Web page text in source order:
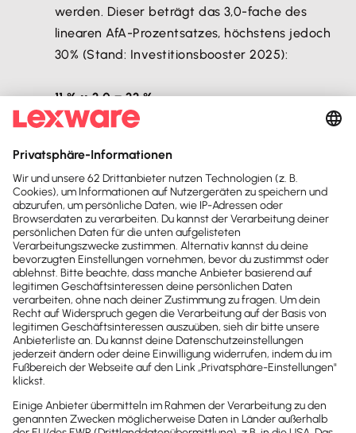
werden. Dieser beträgt das 3,0-fache des
linearen AfA-Prozentsatzes, höchstens jedoch
30% (Stand: Investitionsbooster 2025):
11 % x 3,0 = 33 %
das 3,0-Fache des linearen Abschreibungssatzes
betragen.Und er darfnicht höher als 30 %sein. Das
heißt, dass der Selbstständige ohne Mitarbeiter in
diesem Beispiel einen degressiven Satz von 30 %
ansetzen darf.
Achtung:Da die Maschine erst im September
gekauft wurde, muss imJahr der Anschaffungein
anteiliger AfA-Betragberechnet werden. Der
Abschreibungsbetrag beträgt daher nicht die vollen
49.500 Euro, sondern nur 16.500 Euro für die vier
Monate von September bis Dezember.
<b>Abschreibung nach Nutzungsjahr</b>